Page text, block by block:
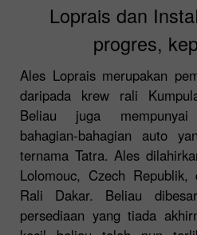
Loprais dan
progres,
Ales Loprais merupakan
daripada krew rali
Beliau juga mempunyai
bahagian-bahagian auto
ternama Tatra. Ales
Lolomouc, Czech
Rali Dakar. Beliau
persediaan yang tiada